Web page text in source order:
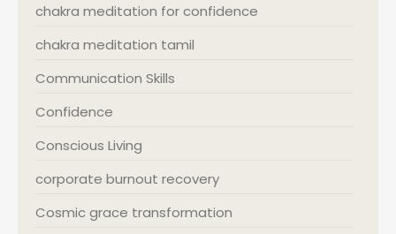
chakra meditation for confidence
chakra meditation tamil
Communication Skills
Confidence
Conscious Living
corporate burnout recovery
Cosmic grace transformation